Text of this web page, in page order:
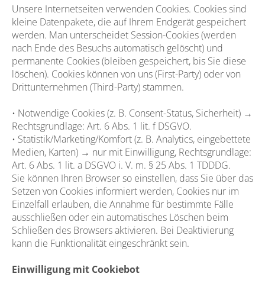
Unsere Internetseiten verwenden Cookies. Cookies sind
kleine Datenpakete, die auf Ihrem Endgerät gespeichert
werden. Man unterscheidet Session-Cookies (werden
nach Ende des Besuchs automatisch gelöscht) und
permanente Cookies (bleiben gespeichert, bis Sie diese
löschen). Cookies können von uns (First-Party) oder von
Drittunternehmen (Third-Party) stammen.
• Notwendige Cookies (z. B. Consent-Status, Sicherheit) →
Rechtsgrundlage: Art. 6 Abs. 1 lit. f DSGVO.
• Statistik/Marketing/Komfort (z. B. Analytics, eingebettete
Medien, Karten) → nur mit Einwilligung, Rechtsgrundlage:
Art. 6 Abs. 1 lit. a DSGVO i. V. m. § 25 Abs. 1 TDDDG.
Sie können Ihren Browser so einstellen, dass Sie über das
Setzen von Cookies informiert werden, Cookies nur im
Einzelfall erlauben, die Annahme für bestimmte Fälle
ausschließen oder ein automatisches Löschen beim
Schließen des Browsers aktivieren. Bei Deaktivierung
kann die Funktionalität eingeschränkt sein.
Einwilligung mit Cookiebot